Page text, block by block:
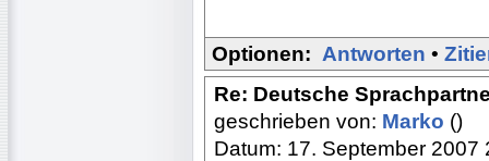
Optionen: Antworten •
Re: Deutsche
geschrieben von: Marko ()
Datum: 17. September 2007